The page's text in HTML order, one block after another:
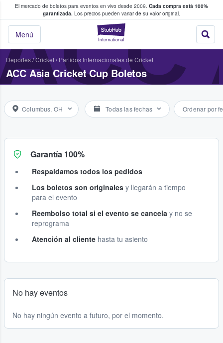
El mercado de boletos para eventos en vivo desde 2009. Cada compra está 100%
garantizada. Los precios pueden variar de su valor original.
StubHub: donde
Menú
fans compran y venden boletos
Deportes/Cricket/ Partidos Internacionales de Cricket
ACC Asia Cricket Cup Boletos
Columbus, OH Todas las fechas Ordenar por
Garantía 100%
Respaldamos todos los pedidos
Los boletos son originales y llegarán a tiempo
para el evento
Reembolso total si el evento se cancela y no se
reprograma
Atención al cliente hasta tu asiento
No hay eventos
No hay ningún evento a futuro, por el momento.